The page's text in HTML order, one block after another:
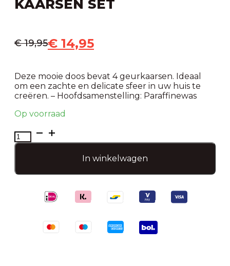
KAARSEN SET
€19,95€ 14,95
Deze mooie doos bevat 4 geurkaarsen. Ideaal
om een zachte en delicate sfeer in uw huis te
creëren. – Hoofdsamenstelling: Paraffinewas
Op voorraad
Kaarsen
set
In winkelwagen